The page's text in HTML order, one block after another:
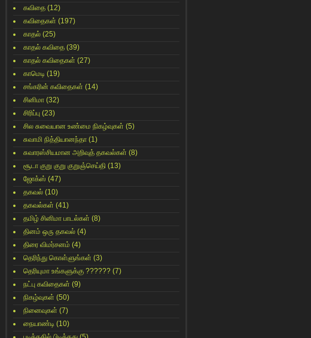
கவிதை (12)
கவிதைகள் (197)
காதல் (25)
காதல் கவிதை (39)
காதல் கவிதைகள் (27)
காமெடி (19)
சங்கரின் கவிதைகள் (14)
சினிமா (32)
சிரிப்பு (23)
சில சுவையான உண்மை நிகழ்வுகள் (5)
சுவாமி நித்தியானந்தா (1)
சுவாரஸ்சியமான அறிவுத் தகவல்கள் (8)
சூடா குறு குறு குறுஞ்செய்தி (13)
ஜோக்ஸ் (47)
தகவல் (10)
தகவல்கள் (41)
தமிழ் சினிமா பாடல்கள் (8)
தினம் ஒரு தகவல் (4)
திரை விமர்சனம் (4)
தெரிந்து கொள்ளுங்கள் (3)
தெரியுமா உங்களுக்கு ?????? (7)
நட்பு கவிதைகள் (9)
நிகழ்வுகள் (50)
நினைவுகள் (7)
நையாண்டி (10)